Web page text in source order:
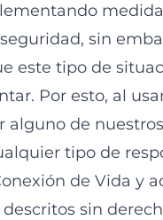
sin
este tipo de
Por esto, al
alguno de
tipo de
de Vida y
sin